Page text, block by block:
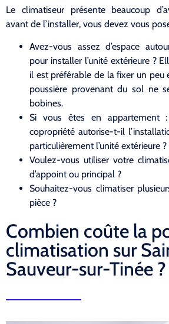
Le climatiseur présente beaucoup
avant de l’installer, vous devez vous
Avez-vous assez d’espace
pour installer l’unité extérieure ?
il est préférable de la fixer un peu
poussière provenant du sol ne
bobines.
Si vous êtes en appartement
copropriété autorise-t-il
particulièrement l’unité extérieure ?
Voulez-vous utiliser votre
d’appoint ou principal ?
Souhaitez-vous climatiser
pièce ?
Combien coûte la
climatisation sur
Sauveur-sur-Tinée ?